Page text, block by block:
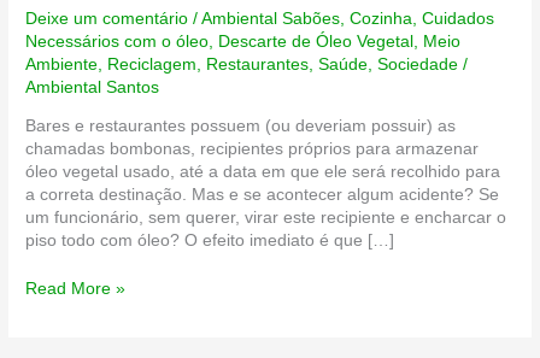
Deixe um comentário /Ambiental Sabões ,Cozinha ,Cuidados
Necessários com o óleo Descarte de Óleo Vegetal Meio
Ambiente Reciclagem Restaurantes ,Saúde ,Sociedade /
Ambiental Santos
Bares e restaurantes possuem (ou deveriam possuir) as
chamadas bombonas, recipientes próprios para armazenar
óleo vegetal usado, até a data em que ele será recolhido para
a correta destinação. Mas e se acontecer algum acidente? Se
um funcionário, sem querer, virar este recipiente e encharcar o
piso todo com óleo? O efeito imediato é que […]
O
Read More »